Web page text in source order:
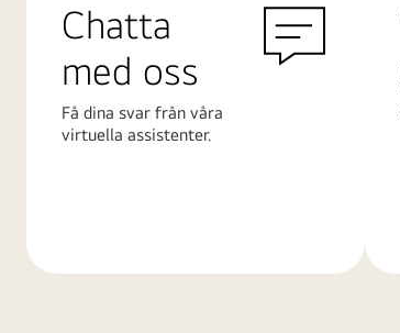
Chatta
med oss
Få dina svar från våra
virtuella assistenter.